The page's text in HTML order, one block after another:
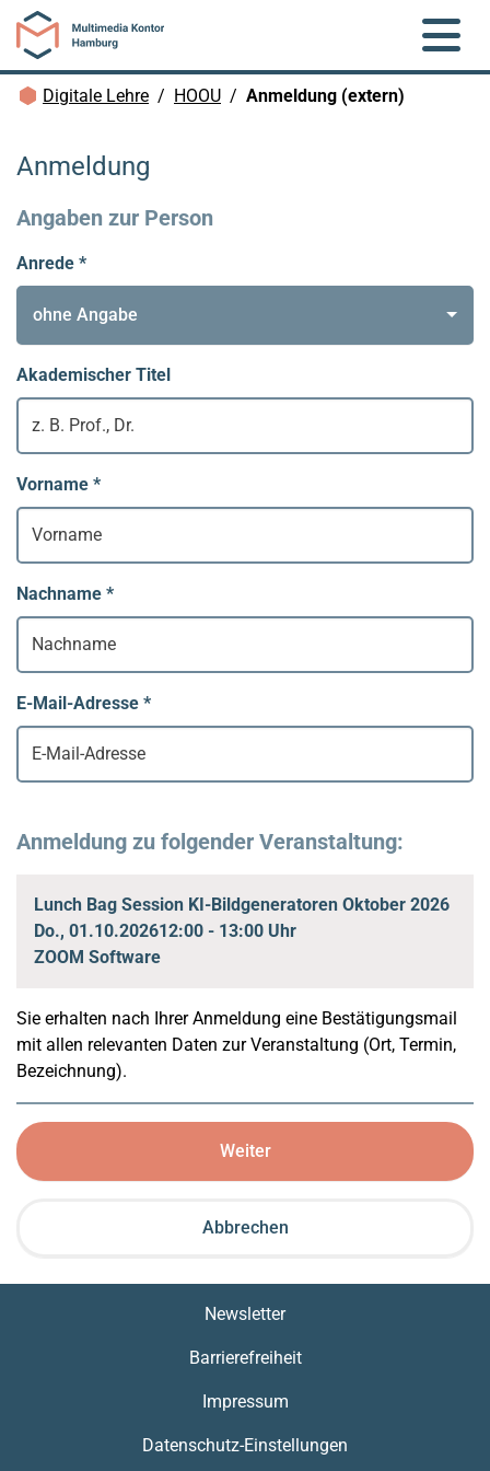
Zum Hauptinhalt springen
Brotkrümelnavigation
Digitale Lehre HOOU Anmeldung (extern)
Anmeldung
Angaben zur Person
Anrede *
ohne Angabe
Akademischer Titel
Vorname *
Nachname *
E-Mail-Adresse *
Anmeldung zu folgender Veranstaltung:
Lunch Bag Session KI-Bildgeneratoren Oktober 2026
Do., 01.10.202612:00 - 13:00 Uhr
ZOOM Software
Sie erhalten nach Ihrer Anmeldung eine Bestätigungsmail
mit allen relevanten Daten zur Veranstaltung (Ort, Termin,
Bezeichnung).
Abbrechen
Weiter
Datenschutz-Einstellungen
Impressum
Barrierefreiheit
Newsletter